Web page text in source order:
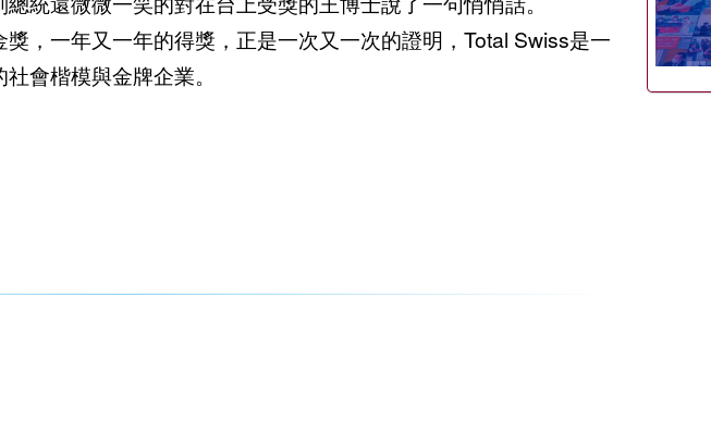
，一年又一年的得獎，正是一次又一次的證明，Total Swiss是一
會楷模與金牌企業。